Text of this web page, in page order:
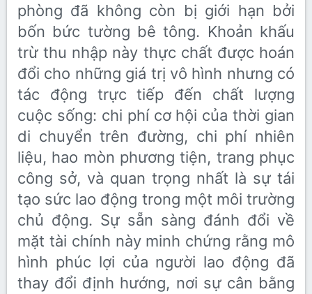
phòng đã không còn bị giới hạn bởi
bốn bức tường bê tông. Khoản khấu
trừ thu nhập này thực chất được hoán
đổi cho những giá trị vô hình nhưng có
tác động trực tiếp đến chất lượng
cuộc sống: chi phí cơ hội của thời gian
di chuyển trên đường, chi phí nhiên
liệu, hao mòn phương tiện, trang phục
công sở, và quan trọng nhất là sự tái
tạo sức lao động trong một môi trường
chủ động. Sự sẵn sàng đánh đổi về
mặt tài chính này minh chứng rằng mô
hình phúc lợi của người lao động đã
thay đổi định hướng, nơi sự cân bằng